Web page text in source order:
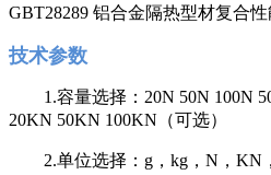
GBT28289 铝合金隔热型材复合
技术参数
1.容量选择：20N 50N 100N
20KN 50KN 100KN（可选）
2.单位选择：g，kg，N，KN